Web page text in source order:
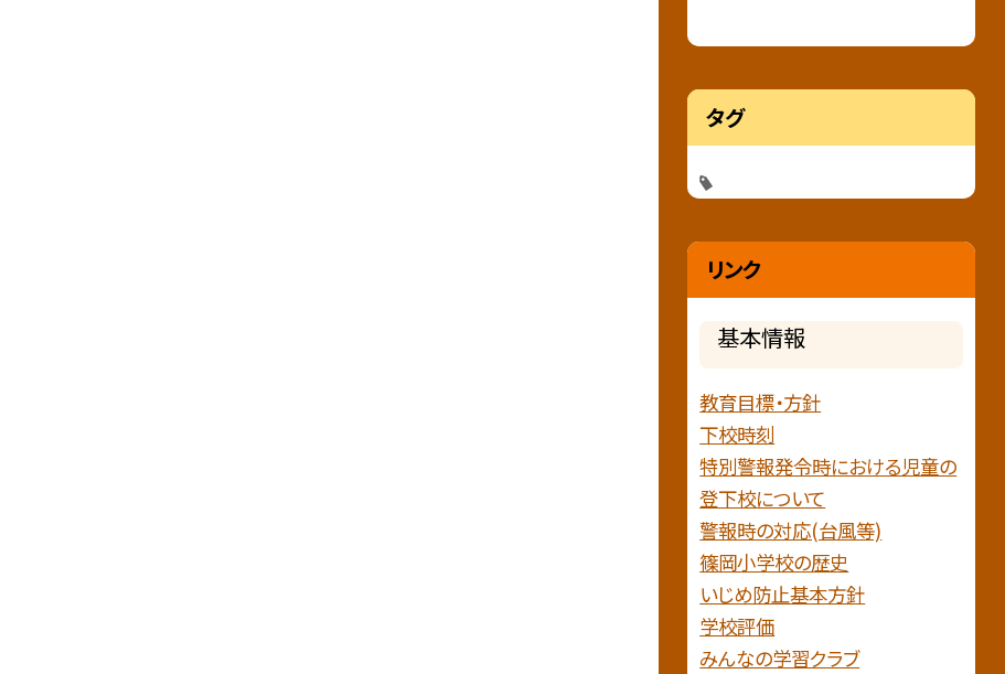
タグ
リンク
基本情報
教育目標・方針
下校時刻
特別警報発令時における児童の
登下校について
警報時の対応(台風等)
篠岡小学校の歴史
いじめ防止基本方針
学校評価
みんなの学習クラブ